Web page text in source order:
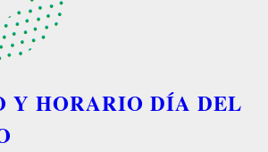
Y HORARIO DÍA DEL